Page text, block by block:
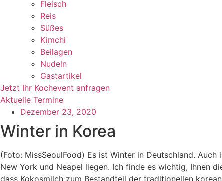
Fleisch
Reis
Süßes
Kimchi
Beilagen
Nudeln
Gastartikel
Jetzt Ihr Kochevent anfragen
Aktuelle Termine
Dezember 23, 2020
Winter in Korea
(Foto: MissSeoulFood) Es ist Winter in Deutschland.
New York und Neapel liegen. Ich finde es wichtig, Ihnen
dass Kokosmilch zum Bestandteil der traditionellen